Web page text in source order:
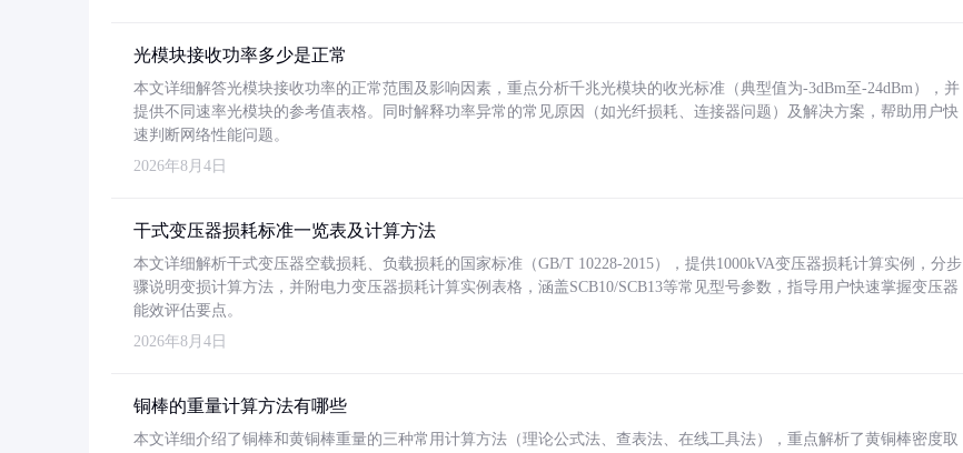
光模块接收功率多少是正常
本文详细解答光模块接收功率的正常范围及影响因素，重点分析千兆光模块的收光标准（典型值为-3dBm至-24dBm），并
提供不同速率光模块的参考值表格。同时解释功率异常的常见原因（如光纤损耗、连接器问题）及解决方案，帮助用户快
速判断网络性能问题。
2026年8月4日
干式变压器损耗标准一览表及计算方法
本文详细解析干式变压器空载损耗、负载损耗的国家标准（GB/T 10228-2015），提供1000kVA变压器损耗计算实例，分步
骤说明变损计算方法，并附电力变压器损耗计算实例表格，涵盖SCB10/SCB13等常见型号参数，指导用户快速掌握变压器
能效评估要点。
2026年8月4日
铜棒的重量计算方法有哪些
本文详细介绍了铜棒和黄铜棒重量的三种常用计算方法（理论公式法、查表法、在线工具法），重点解析了黄铜棒密度取